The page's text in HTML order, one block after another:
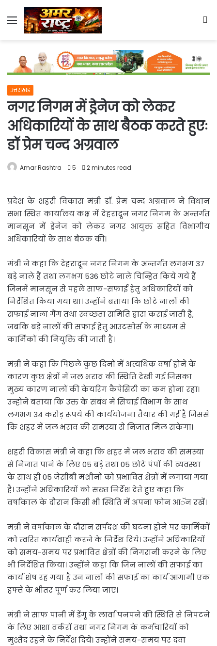
Menu
उत्तराखंड
नगर निगम में ड्रेनेज को लेकर
अधिकारियों के साथ बैठक करते हुएः
डॉ प्रेम चन्द अग्रवाल
Amar Rashtra 5 2 minutes read
प्रदेश के शहरी विकास मंत्री डाॅ. प्रेम चन्द अग्रवाल ने विधान
सभा स्थित कार्यालय कक्ष में देहरादून नगरनिगम के अन्तर्गत
मानसून में ड्रेनेज को लेकर नगर आयुक्त सहित विभागीय
अधिकारियों के साथ बैठक की।
मंत्री ने कहा कि देहरादून नगर निगम के अन्तर्गत लगभग 37
बड़े नाले हैं तथा लगभग 536 छोटे नाले चिन्हित किये गये हैं
जिनमें मानसून से पहले साफ-सफाई हेतु अधिकारियों को
निर्देशित किया गया था। उन्होंने बताया कि छोटे नालों की
सफाई नाला गैंग तथा स्वच्छता समिति द्वारा कराई जाती है,
जबकि बड़े नालों की सफाई हेतु आउटसोर्स के माध्यम से
कार्मिकों की नियुक्ति की जाती है।
मंत्री ने कहा कि पिछले कुछ दिनों में अत्यधिक वर्षा होने के
कारण कुछ क्षेत्रों में जल भराव की स्थिति देखी गई जिसका
मुख्य कारण नालों की केयरिंग कैपेसिटी का कम होना रहा।
उन्होंने बताया कि उक्त के संबंध में सिंचाई विभाग के साथ
लगभग 34 करोड़ रूपये की कार्ययोजना तैयार की गई है जिससे
कि शहर में जल भराव की समस्या से निजात मिल सकेगा।
शहरी विकास मंत्री ने कहा कि शहर में जल भराव की समस्या
से निजात पाने के लिए 05 बड़े तथा 05 छोटे पंपों की व्यवस्था
के साथ ही 05 जेसीबी मशीनों को प्रभावित क्षेत्रों में लगाया गया
है। उन्होंने अधिकारियों को सख्त निर्देश देते हुए कहा कि
वर्षाकाल के दौरान किसी भी स्थिति में अपना फोन आॅन रखें।
मंत्री ने वर्षाकाल के दौरान सर्पदंश की घटना होने पर कार्मिकों
को त्वरित कार्यवाही करने के निर्देश दिये। उन्होंने अधिकारियों
को समय-समय पर प्रभावित क्षेत्रों की निगरानी करने के लिए
भी निर्देशित किया। उन्होंने कहा कि जिन नालों की सफाई का
कार्य शेष रह गया है उन नालों की सफाई का कार्य आगामी एक
हफ्ते के भीतर पूर्ण कर लिया जाए।
मंत्री ने साफ पानी में डेंगू के लार्वा पनपने की स्थिति से निपटने
के लिए आशा वर्करों तथा नगर निगम के कर्मचारियों को
मुश्तैद रहने के निर्देश दिये। उन्होंने समय-समय पर दवा